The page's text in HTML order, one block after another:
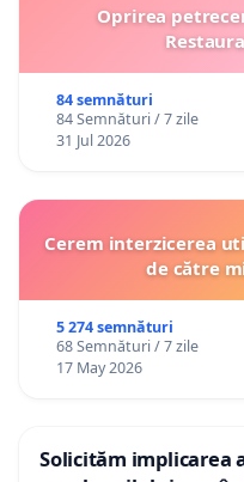
Oprirea
84 semnături
84 Semnături / 7 zile
31 Jul 2026
Cerem interzicerea
de către
5 274 semnături
68 Semnături / 7 zile
17 May 2026
Solicităm